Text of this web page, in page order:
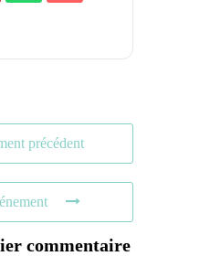
précédent
commentaire